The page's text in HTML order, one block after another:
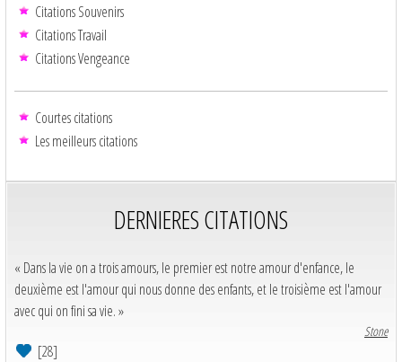
Citations Souvenirs
Citations Travail
Citations Vengeance
Courtes citations
Les meilleurs citations
DERNIERES CITATIONS
« Dans la vie on a trois amours, le premier est notre amour d'enfance, le
deuxième est l'amour qui nous donne des enfants, et le troisième est l'amour
avec qui on fini sa vie. »
Stone
[28]